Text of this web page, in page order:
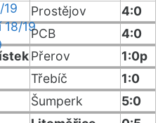
19
18/19
Prostějov
4:0
PCB
4:0
Přerov
1:0p
Třebíč
1:0
Šumperk
5:0